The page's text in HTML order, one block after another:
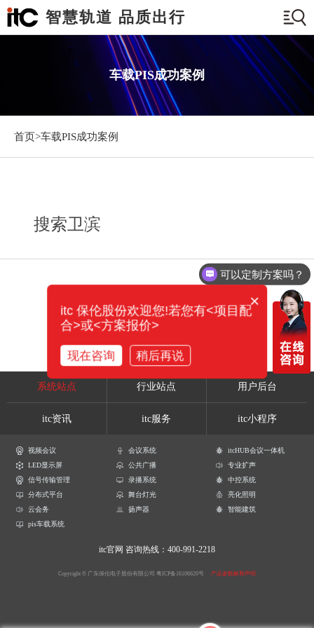
智慧轨道 品质出行
车载PIS成功案例
首页>车载PIS成功案例
搜索卫滨
系统站点 行业站点 用户后台
itc资讯 itc服务 itc小程序
视频会议 会议系统
itcHUB会议一体机
LED显示屏
公共广播
专业扩声
信号传输管理
录播系统
中控系统
分布式平台
舞台灯光
亮化照明
云会务
扬声器
智能建筑
pis车载系统
itc官网 咨询热线：400-991-2218
Copyright © 广东保伦电子股份有限公司 粤ICP备16106620号 产品参数解释声明
可以定制方案吗？
×
itc 保伦股份欢迎您!若您有<项目配
合>或<方案报价>
现在咨询 稍后再说